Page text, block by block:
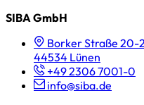
SIBA GmbH
Borker Straße 20-
44534 Lünen
+49 2306 7001-0
info@siba.de